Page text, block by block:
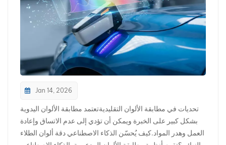
Jan 14, 2026
تحديات في مطابقة الألوان التقليديةتعتمد مطابقة الألوان اليدوية
بشكل كبير على الخبرة ويمكن أن تؤدي إلى عدم الاتساق وإعادة
العمل وهدر المواد.كيف يُحسّن الذكاء الاصطناعي دقة ألوان الطلاء